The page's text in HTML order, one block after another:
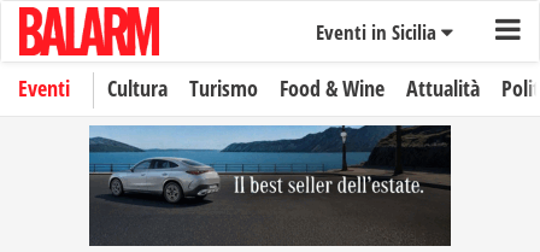
Eventi in Sicilia
Eventi Cultura Turismo Food & Wine Attualità